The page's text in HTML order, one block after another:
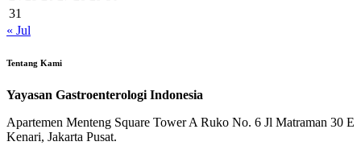
31
« Jul
Tentang Kami
Yayasan Gastroenterologi Indonesia
Apartemen Menteng Square Tower A Ruko No. 6 Jl Matraman 30 E
Kenari, Jakarta Pusat.